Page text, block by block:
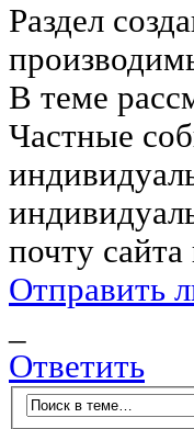
Раздел
В теме
Частные
почту
Отправить
Ответить